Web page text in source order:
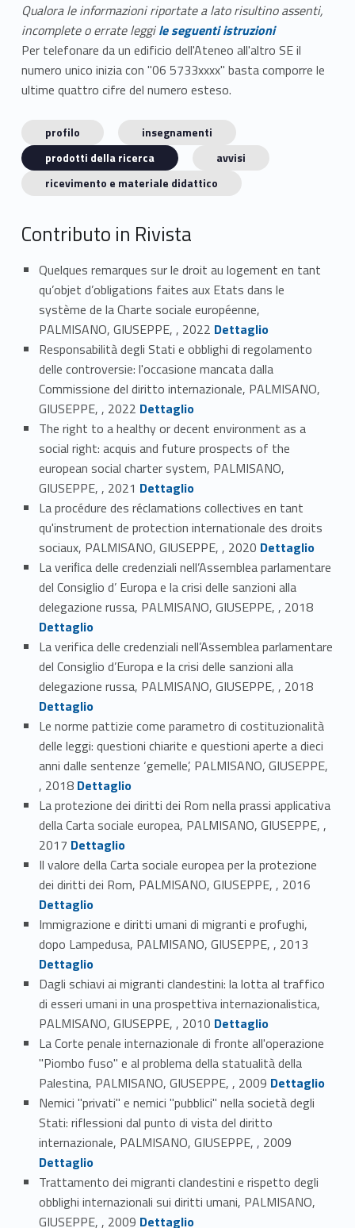
Qualora le informazioni riportate a lato risultino assenti,
incomplete o errate leggile seguenti istruzioni
Per telefonare da un edificio dell'Ateneo all'altro SE il
numero unico inizia con "06 5733xxxx" basta comporre le
ultime quattro cifre del numero esteso.
profilo
insegnamenti
prodotti della ricerca
avvisi
ricevimento e materiale didattico
Contributo in Rivista
Quelques remarques sur le droit au logement en tant
qu’objet d’obligations faites aux Etats dans le
système de la Charte sociale européenne,
PALMISANO, GIUSEPPE, , 2022 Link identifier #identifier_person_187015-1Dettaglio
Responsabilità degli Stati e obblighi di regolamento
delle controversie: l'occasione mancata dalla
Commissione del diritto internazionale, PALMISANO,
GIUSEPPE, , 2022 Link identifier #identifier_person_44489-2Dettaglio
The right to a healthy or decent environment as a
social right: acquis and future prospects of the
european social charter system, PALMISANO,
GIUSEPPE, , 2021 Link identifier #identifier_person_86186-3Dettaglio
La procédure des réclamations collectives en tant
qu'instrument de protection internationale des droits
sociaux, PALMISANO, GIUSEPPE, , 2020 Link identifier #identifier_person_107774-4Dettaglio
La veriﬁca delle credenziali nell’Assemblea parlamentare
del Consiglio d’ Europa e la crisi delle sanzioni alla
delegazione russa, PALMISANO, GIUSEPPE, , 2018Link identifier #identifier_person_3543-5
Dettaglio
La verifica delle credenziali nell’Assemblea parlamentare
del Consiglio d’Europa e la crisi delle sanzioni alla
delegazione russa, PALMISANO, GIUSEPPE, , 2018Link identifier #identifier_person_124743-6
Dettaglio
Le norme pattizie come parametro di costituzionalità
delle leggi: questioni chiarite e questioni aperte a dieci
anni dalle sentenze ‘gemelle’, PALMISANO, GIUSEPPE,
, 2018Link identifier #identifier_person_166369-7Dettaglio
La protezione dei diritti dei Rom nella prassi applicativa
della Carta sociale europea, PALMISANO, GIUSEPPE, ,
2017 Link identifier #identifier_person_163891-8Dettaglio
Il valore della Carta sociale europea per la protezione
dei diritti dei Rom, PALMISANO, GIUSEPPE, , 2016
Dettaglio
Immigrazione e diritti umani di migranti e profughi,
dopo Lampedusa, PALMISANO, GIUSEPPE, , 2013
Dettaglio
Dagli schiavi ai migranti clandestini: la lotta al traffico
di esseri umani in una prospettiva internazionalistica,
PALMISANO, GIUSEPPE, , 2010 Link identifier #identifier_person_13805-11
Dettaglio
La Corte penale internazionale di fronte all'operazione
"Piombo fuso" e al problema della statualità della
Palestina, PALMISANO, GIUSEPPE, , 2009 Link identifier #identifier_person_39364-12
Dettaglio
Nemici "privati" e nemici "pubblici" nella società degli
Stati: riflessioni dal punto di vista del diritto
internazionale, PALMISANO, GIUSEPPE, , 2009
Dettaglio
Trattamento dei migranti clandestini e rispetto degli
obblighi internazionali sui diritti umani, PALMISANO,
GIUSEPPE, , 2009 Link identifier #identifier_person_81070-14
Dettaglio